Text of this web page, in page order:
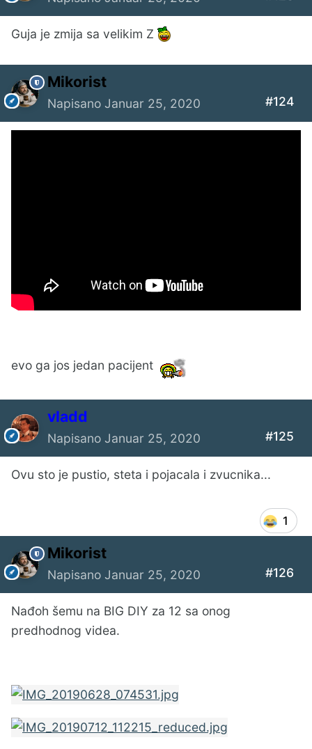
Fostex
Seas
Pioneer
Guja je zmija sa velikim Z
Mikorist
Napisano Januar 25, 2020 #124
evo ga jos jedan pacijent
vladd
Napisano Januar 25, 2020 #125
Ovu sto je pustio, steta i pojacala i zvucnika...
1
Mikorist
Napisano Januar 25, 2020 #126
Nađoh šemu na BIG DIY za 12 sa onog
predhodnog videa.